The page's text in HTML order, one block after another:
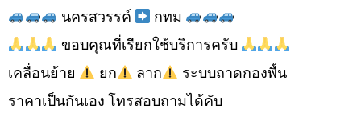
นครสวรรค์
กทม
ขอบคุณที่เรียกใช้บริการครับ
เคลื่อนย้าย
ยก ลาก
ระบบถาดกองพื้น
ราคาเป็นกันเอง โทรสอบถามได้คับ